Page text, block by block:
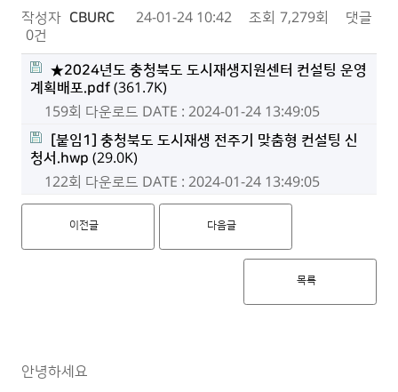
작성자 CBURC 24-01-24 10:42 조회 7,279회
댓글
0건
★2024년도 충청북도 도시재생지원센터 컨설팅 운영
계획배포.pdf(361.7K)
159회 다운로드 DATE : 2024-01-24 13:49:05
[붙임1] 충청북도 도시재생 전주기 맞춤형 컨설팅 신
청서.hwp (29.0K)
122회 다운로드 DATE : 2024-01-24 13:49:05
이전글 다음글
목록
안녕하세요